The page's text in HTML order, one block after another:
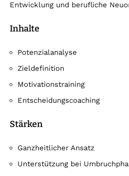
Entwicklung und berufliche
Inhalte
Potenzialanalyse
Zieldefinition
Motivationstraining
Entscheidungscoaching
Stärken
Ganzheitlicher Ansatz
Unterstützung bei